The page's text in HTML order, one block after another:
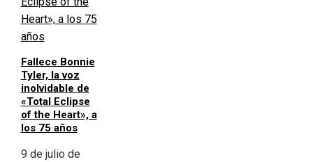
Fallece Bonnie
Tyler, la voz
inolvidable de
«Total Eclipse
of the Heart», a
los 75 años
9 de julio de